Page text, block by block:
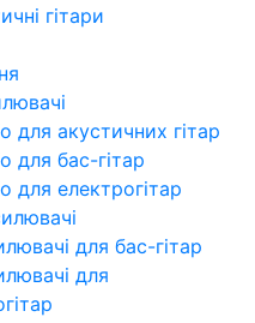
гітари
акустичних гітар
бас-гітар
електрогітар
для бас-гітар
для